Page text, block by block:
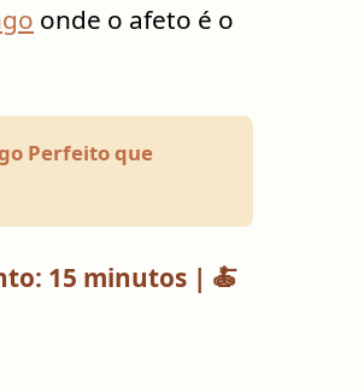
onde o afeto é o
Perfeito que
15 minutos | 🍝